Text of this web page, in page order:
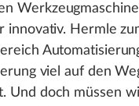
innovativ. Hermle
viel auf den
Und doch müssen